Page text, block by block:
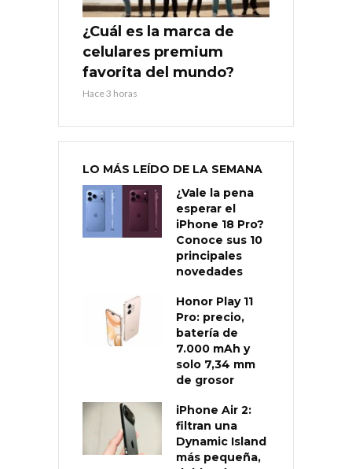
¿Cuál es la marca de
celulares premium
favorita del mundo?
Hace 3 horas
LO MÁS LEÍDO DE LA SEMANA
¿Vale la pena
esperar el
iPhone 18 Pro?
Conoce sus 10
principales
novedades
Honor Play 11
Pro: precio,
batería de
7.000 mAh y
solo 7,34 mm
de grosor
iPhone Air 2:
filtran una
Dynamic Island
más pequeña,